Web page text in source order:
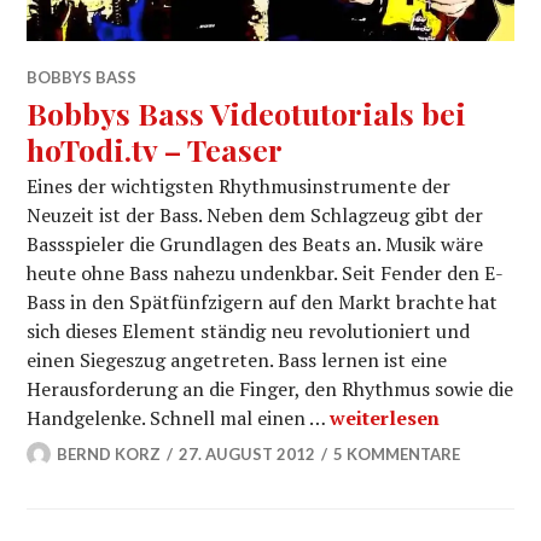
BOBBYS BASS
Bobbys Bass Videotutorials bei
hoTodi.tv – Teaser
Eines der wichtigsten Rhythmusinstrumente der
Neuzeit ist der Bass. Neben dem Schlagzeug gibt der
Bassspieler die Grundlagen des Beats an. Musik wäre
heute ohne Bass nahezu undenkbar. Seit Fender den E-
Bass in den Spätfünfzigern auf den Markt brachte hat
sich dieses Element ständig neu revolutioniert und
einen Siegeszug angetreten. Bass lernen ist eine
Herausforderung an die Finger, den Rhythmus sowie die
Handgelenke. Schnell mal einen …Bobbys Bass
weiterlesen
BERND KORZ 27. AUGUST 2012 5 KOMMENTARE